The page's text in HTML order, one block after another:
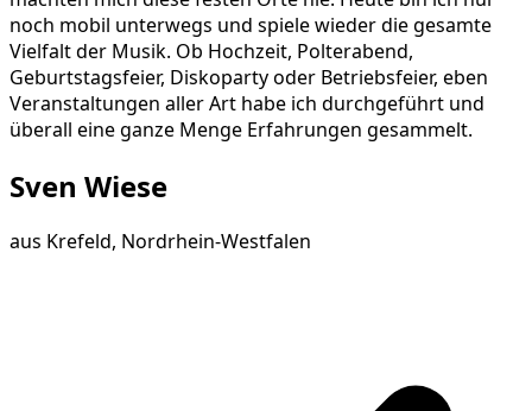
noch mobil unterwegs und spiele wieder die gesamte
Vielfalt der Musik. Ob Hochzeit, Polterabend,
Geburtstagsfeier, Diskoparty oder Betriebsfeier, eben
Veranstaltungen aller Art habe ich durchgeführt und
überall eine ganze Menge Erfahrungen gesammelt.
Sven Wiese
aus Krefeld, Nordrhein-Westfalen